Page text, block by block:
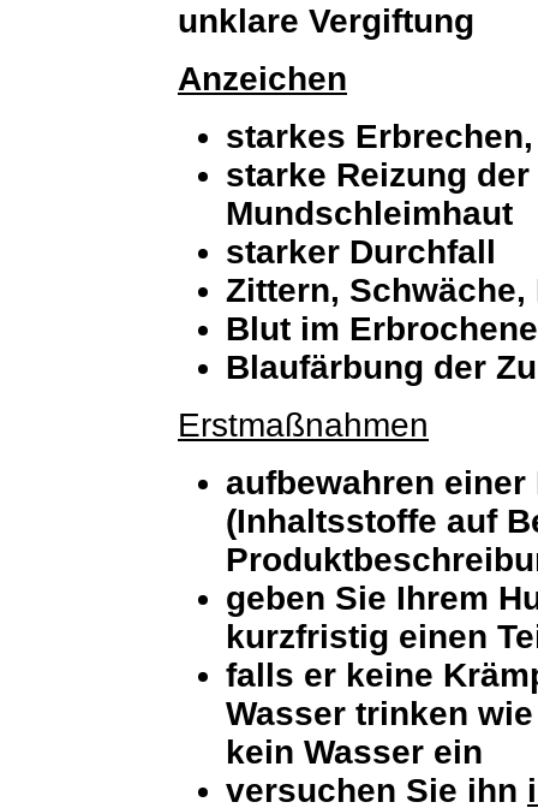
unklare Vergiftung
Anzeichen
starkes
starke Reizung
Mundschleimhaut
starker Durchfall
Zittern,
Blut im
Blaufärbung der
Erstmaßnahmen
aufbewahren
(Inhaltsstoffe auf
geben Sie Ihrem
kurzfristig einen
falls er keine
Wasser trinken
kein Wasser ein
versuchen Sie ihn